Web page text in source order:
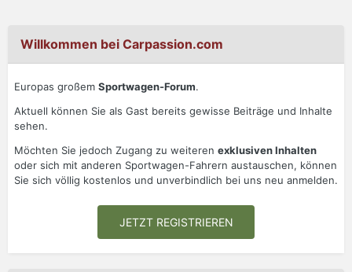
Willkommen bei Carpassion.com
Europas großem Sportwagen-Forum.
Aktuell können Sie als Gast bereits gewisse Beiträge und Inhalte
sehen.
Möchten Sie jedoch Zugang zu weiteren exklusiven Inhalten
oder sich mit anderen Sportwagen-Fahrern austauschen, können
Sie sich völlig kostenlos und unverbindlich bei uns neu anmelden.
JETZT REGISTRIEREN